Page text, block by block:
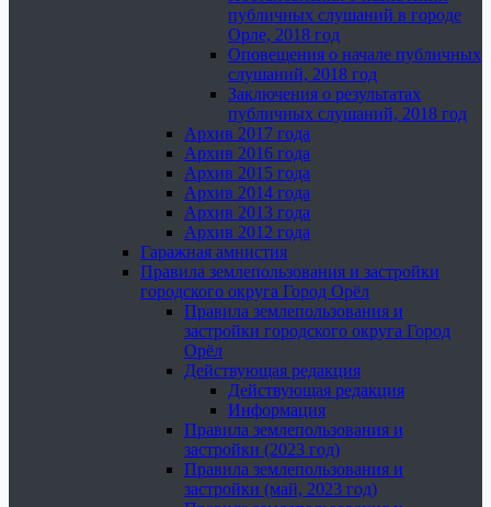
публичных слушаний в городе
Орле, 2018 год
Оповещения о начале публичных
слушаний, 2018 год
Заключения о результатах
публичных слушаний, 2018 год
Архив 2017 года
Архив 2016 года
Архив 2015 года
Архив 2014 года
Архив 2013 года
Архив 2012 года
Гаражная амнистия
Правила землепользования и застройки
городского округа Город Орёл
Правила землепользования и
застройки городского округа Город
Орёл
Действующая редакция
Действующая редакция
Информация
Правила землепользования и
застройки (2023 год)
Правила землепользования и
застройки (май, 2023 год)